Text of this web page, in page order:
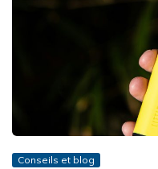
Conseils et blog